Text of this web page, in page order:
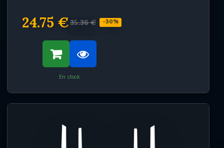
24.75 €35.36 € -30%
En stock